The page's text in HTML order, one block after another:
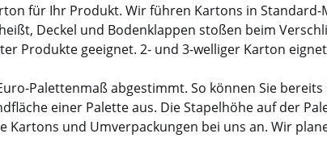
für Ihr Produkt. Wir führen Kartons in
Deckel und Bodenklappen stoßen beim
Produkte geeignet. 2- und 3-welliger Karton
Palettenmaß abgestimmt. So können Sie
einer Palette aus. Die Stapelhöhe auf der
Kartons und Umverpackungen bei uns an. Wir